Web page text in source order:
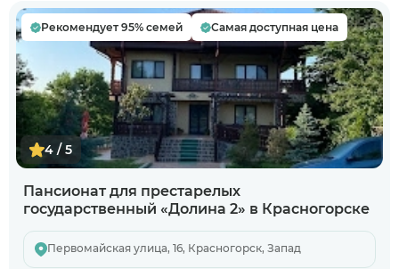
Рекомендует 95% семей Самая доступная цена
4 / 5
Пансионат для престарелых
государственный «Долина 2» в Красногорске
Первомайская улица, 16, Красногорск, Запад